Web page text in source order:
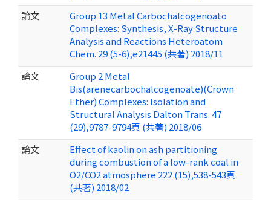
論文
Group 13 Metal Carbochalcogenoato
Complexes: Synthesis, X-Ray Structure
Analysis and Reactions Heteroatom
Chem. 29 (5-6),e21445 (共著) 2018/11
論文
Group 2 Metal
Bis(arenecarbochalcogenoate)(Crown
Ether) Complexes: Isolation and
Structural Analysis Dalton Trans. 47
(29),9787-9794頁 (共著) 2018/06
論文
Effect of kaolin on ash partitioning
during combustion of a low-rank coal in
O2/CO2 atmosphere 222 (15),538-543頁
(共著) 2018/02